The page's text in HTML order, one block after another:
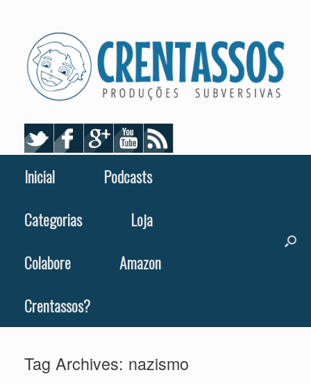
Inicial
Podcasts
Categorias
Loja
Colabore
Amazon
Crentassos?
Tag Archives: nazismo